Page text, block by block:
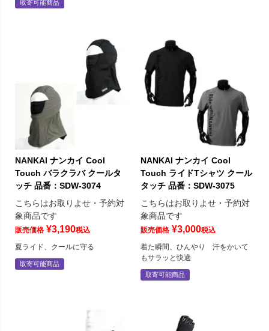
取寄可能商品
NANKAI ナンカイ Cool
Touch バラクラバ クールタ
ッチ 品番：SDW-3074
こちらはお取りよせ・予約対
象商品です
販売価格 ¥3,190税込
夏ライド、クールに守る
取寄可能商品
NANKAI ナンカイ Cool
Touch ライドTシャツ クール
タッチ 品番：SDW-3075
こちらはお取りよせ・予約対
象商品です
販売価格 ¥3,000税込
着た瞬間、ひんやり 汗をかいて
もサラッと快適
取寄可能商品